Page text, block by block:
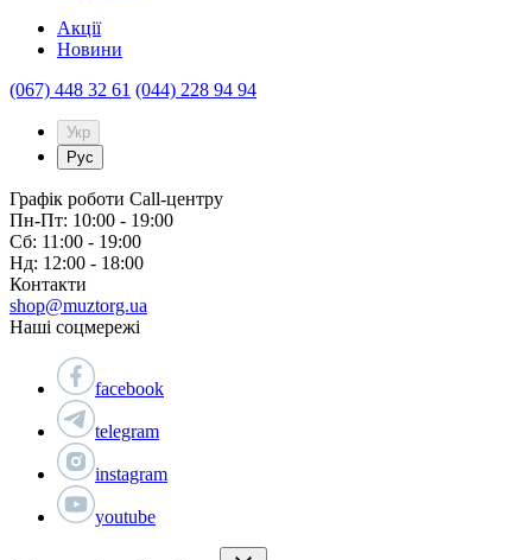
Акції
Новини
(067) 448 32 61 (044) 228 94 94
Укр
Рус
Графік роботи Call-центру
Пн-Пт: 10:00 - 19:00
Сб: 11:00 - 19:00
Нд: 12:00 - 18:00
Контакти
shop@muztorg.ua
Наші соцмережі
facebook
telegram
instagram
youtube